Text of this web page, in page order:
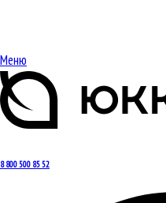
Меню
8 800 500 85 52